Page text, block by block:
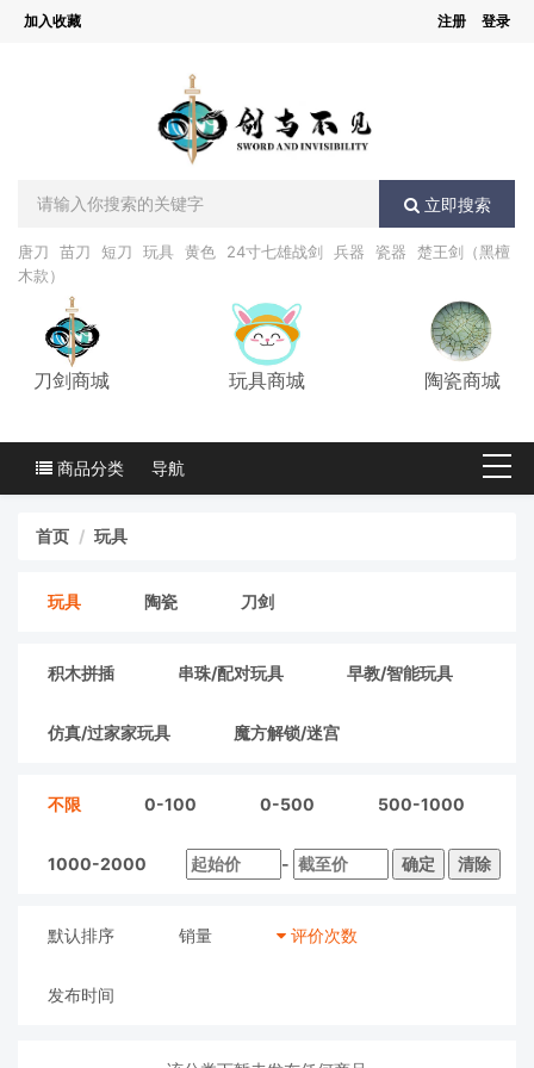
加入收藏 注册 登录
立即搜索
唐刀 苗刀 短刀 玩具 黄色 24寸七雄战剑 兵器 瓷器
楚王剑（黑檀
木款）
刀剑商城 玩具商城 陶瓷商城
商品分类 导航
首页 玩具
玩具 陶瓷 刀剑
积木拼插 串珠/配对玩具 早教/智能玩具
仿真/过家家玩具 魔方解锁/迷宫
不限 0-100 0-500 500-1000
1000-2000 - 确定 清除
默认排序 销量 评价次数
发布时间